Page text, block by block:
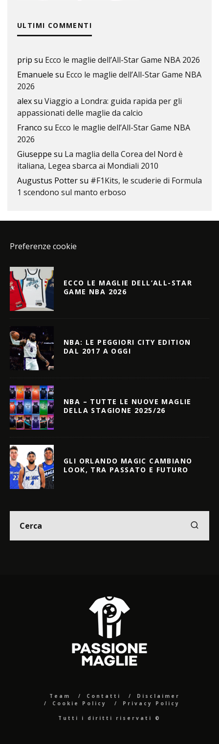
ULTIMI COMMENTI
prip su Ecco le maglie dell’All-Star Game NBA 2026
Emanuele su Ecco le maglie dell’All-Star Game NBA
2026
alexsu Viaggio a Londra: guida rapida per gli
appassionati delle maglie da calcio
Franco su Ecco le maglie dell’All-Star Game NBA
2026
Giuseppe su La maglia della Corea del Nord è
italiana, Legea sbarca ai Mondiali 2010
Augustus Pottersu #F1Kits, le scuderie di Formula
1 scendono sul manto erboso
Preferenze cookie
ECCO LE MAGLIE DELL’ALL-STAR
GAME NBA 2026
NBA: LE PEGGIORI CITY EDITION
DAL 2017 A OGGI
NBA – TUTTE LE NUOVE MAGLIE
DELLA STAGIONE 2025/26
GLI ORLANDO MAGIC CAMBIANO
LOOK, TRA PASSATO E FUTURO
Team Contatti
Disclaimer
Cookie Policy
Privacy Policy
Tutti i diritti riservati ©